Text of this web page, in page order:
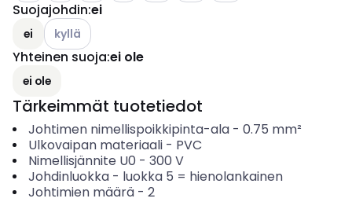
Suojajohdin:ei
ei Katso käytettävissä olevat vaihtoehdot
kyllä
Yhteinen suoja:ei ole
ei ole
Tärkeimmät tuotetiedot
Johtimen nimellispoikkipinta-ala- 0.75 mm²
Ulkovaipan materiaali- PVC
Nimellisjännite U0 - 300 V
Johdinluokka- luokka 5 = hienolankainen
Johtimien määrä- 2